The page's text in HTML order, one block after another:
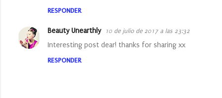
RESPONDER
Beauty Unearthly 10 de julio de 2017 a las 23:32
Interesting post dear! thanks for sharing xx
RESPONDER